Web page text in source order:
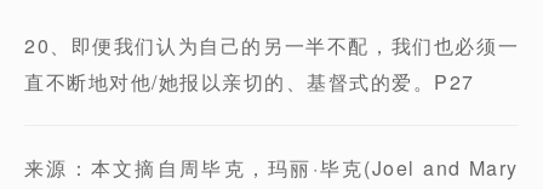
20、即便我们认为自己的另一半不配，我们也必须一
直不断地对他/她报以亲切的、基督式的爱。P27
来源：本文摘自周毕克，玛丽·毕克(Joel and Mary